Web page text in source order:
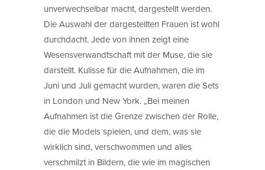
unverwechselbar macht, dargestellt werden.
Die Auswahl der dargestellten Frauen ist wohl
durchdacht. Jede von ihnen zeigt eine
Wesensverwandtschaft mit der Muse, die sie
darstellt. Kulisse für die Aufnahmen, die im
Juni und Juli gemacht wurden, waren die Sets
in London und New York. „Bei meinen
Aufnahmen ist die Grenze zwischen der Rolle,
die die Models spielen, und dem, was sie
wirklich sind, verschwommen und alles
verschmilzt in Bildern, die wie im magischen